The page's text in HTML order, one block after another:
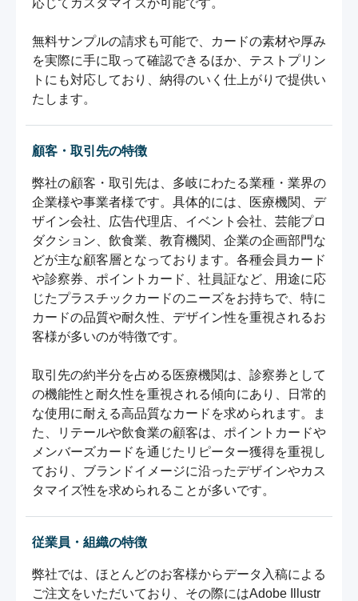
応じてカスタマイズが可能です。
無料サンプルの請求も可能で、カードの素材や厚み
を実際に手に取って確認できるほか、テストプリン
トにも対応しており、納得のいく仕上がりで提供い
たします。
顧客・取引先の特徴
弊社の顧客・取引先は、多岐にわたる業種・業界の
企業様や事業者様です。具体的には、医療機関、デ
ザイン会社、広告代理店、イベント会社、芸能プロ
ダクション、飲食業、教育機関、企業の企画部門な
どが主な顧客層となっております。各種会員カード
や診察券、ポイントカード、社員証など、用途に応
じたプラスチックカードのニーズをお持ちで、特に
カードの品質や耐久性、デザイン性を重視されるお
客様が多いのが特徴です。
取引先の約半分を占める医療機関は、診察券として
の機能性と耐久性を重視される傾向にあり、日常的
な使用に耐える高品質なカードを求められます。ま
た、リテールや飲食業の顧客は、ポイントカードや
メンバーズカードを通じたリピーター獲得を重視し
ており、ブランドイメージに沿ったデザインやカス
タマイズ性を求められることが多いです。
従業員・組織の特徴
弊社では、ほとんどのお客様からデータ入稿による
ご注文をいただいており、その際にはAdobe Illustr